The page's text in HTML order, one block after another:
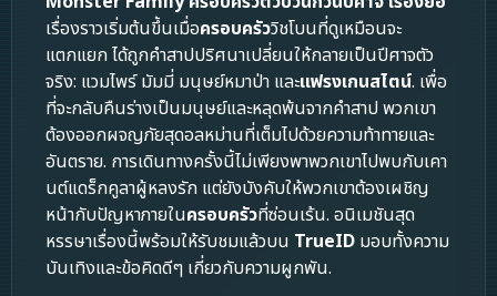
เรื่องราวเริ่มต้นขึ้นเมื่อครอบครัววิชโบนที่ดูเหมือนจะ
แตกแยก ได้ถูกคำสาปปริศนาเปลี่ยนให้กลายเป็นปีศาจตัว
จริง: แวมไพร์ มัมมี่ มนุษย์หมาป่า และแฟรงเกนสไตน์. เพื่อ
ที่จะกลับคืนร่างเป็นมนุษย์และหลุดพ้นจากคำสาป พวกเขา
ต้องออกผจญภัยสุดอลหม่านที่เต็มไปด้วยความท้าทายและ
อันตราย. การเดินทางครั้งนี้ไม่เพียงพาพวกเขาไปพบกับเคา
นต์แดร็กคูลาผู้หลงรัก แต่ยังบังคับให้พวกเขาต้องเผชิญ
หน้ากับปัญหาภายในครอบครัวที่ซ่อนเร้น. อนิเมชันสุด
หรรษาเรื่องนี้พร้อมให้รับชมแล้วบน TrueID มอบทั้งความ
บันเทิงและข้อคิดดีๆ เกี่ยวกับความผูกพัน.